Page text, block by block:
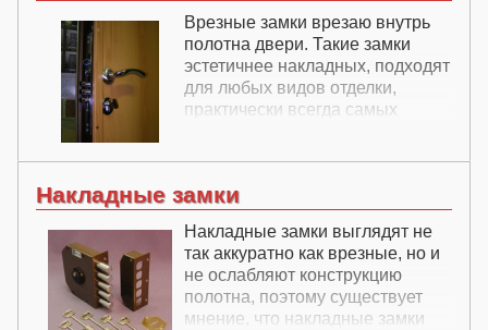
Врезные замки врезаю внутрь
полотна двери. Такие замки
эстетичнее накладных, подходят
для любых видов отделки,
практически всегда самых
по взломостойкости надежнее.
Накладные замки
Накладные замки выглядят не
так аккуратно как врезные, но и
не ослабляют конструкцию
полотна, поэтому существует
мнение, что накладные замки